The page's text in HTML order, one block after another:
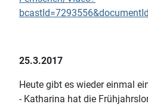
25.3.2017
Heute gibt es wieder einmal
- Katharina hat die